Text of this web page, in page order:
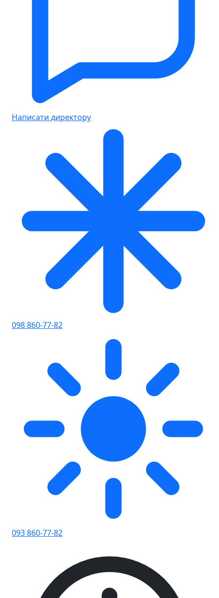
Написати директору
098 860-77-82
093 860-77-82